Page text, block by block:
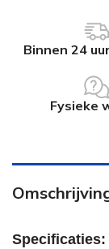
Binnen 24
Fysieke
Specificaties: